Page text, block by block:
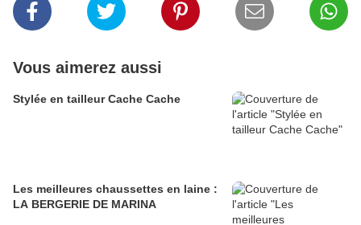
Vous aimerez aussi
Stylée en tailleur Cache Cache
Les meilleures chaussettes en laine :
LA BERGERIE DE MARINA